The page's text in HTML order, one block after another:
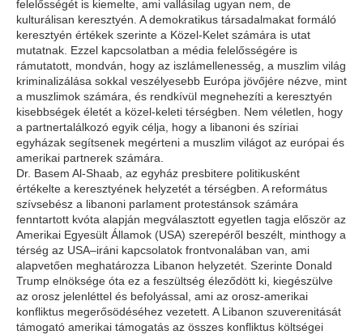
felelősségét is kiemelte, ami vallásilag ugyan nem, de
kulturálisan keresztyén. A demokratikus társadalmakat formáló
keresztyén értékek szerinte a Közel-Kelet számára is utat
mutatnak. Ezzel kapcsolatban a média felelősségére is
rámutatott, mondván, hogy az iszlámellenesség, a muszlim világ
kriminalizálása sokkal veszélyesebb Európa jövőjére nézve, mint
a muszlimok számára, és rendkívül megnehezíti a keresztyén
kisebbségek életét a közel-keleti térségben. Nem véletlen, hogy
a partnertalálkozó egyik célja, hogy a libanoni és szíriai
egyházak segítsenek megérteni a muszlim világot az európai és
amerikai partnerek számára.
Dr. Basem Al-Shaab, az egyház presbitere politikusként
értékelte a keresztyének helyzetét a térségben. A református
szívsebész a libanoni parlament protestánsok számára
fenntartott kvóta alapján megválasztott egyetlen tagja először az
Amerikai Egyesült Államok (USA) szerepéről beszélt, minthogy a
térség az USA–iráni kapcsolatok frontvonalában van, ami
alapvetően meghatározza Libanon helyzetét. Szerinte Donald
Trump elnöksége óta ez a feszültség éleződött ki, kiegészülve
az orosz jelenléttel és befolyással, ami az orosz-amerikai
konfliktus megerősödéséhez vezetett. A Libanon szuverenitását
támogató amerikai támogatás az összes konfliktus költségei